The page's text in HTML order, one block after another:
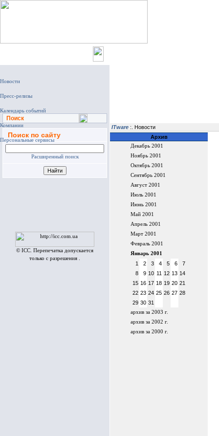
Поиск
Поиск по сайту
Расширенный поиск
© ICC. Перепечатка допускается
только с разрешения .
ITware :. Новости
Архив
Декабрь 2001
Ноябрь 2001
Октябрь 2001
Сентябрь 2001
Август 2001
Июль 2001
Июнь 2001
Май 2001
Апрель 2001
Март 2001
Февраль 2001
Январь 2001
1 2 3 4 5 6
7
8
9 10 11 12 13 14
15 16 17 18 19 20 21
22 23 24 25 26 27 28
29 30 31
архив за 2003 г.
архив за 2002 г.
архив за 2000 г.